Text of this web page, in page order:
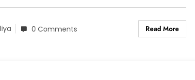
0 Comments Read More